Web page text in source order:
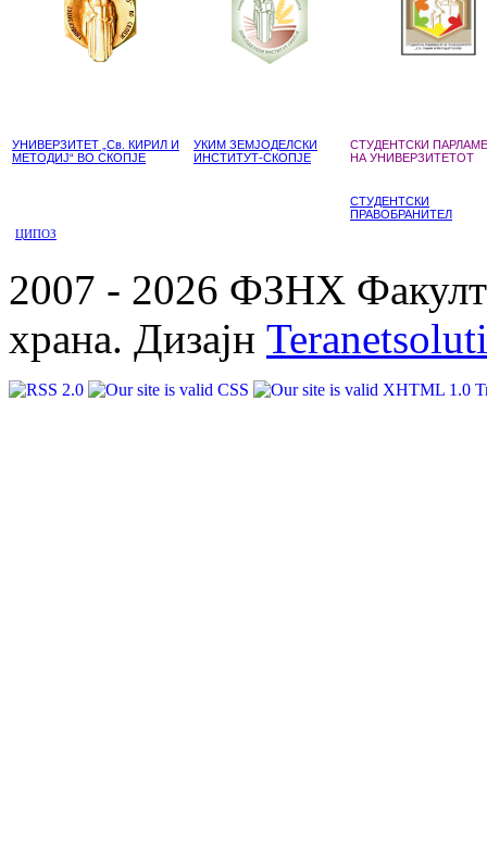
УНИВЕРЗИТЕТ „Св. КИРИЛ И
МЕТОДИЈ“ ВО СКОПЈЕ
УКИМ ЗЕМЈОДЕЛСКИ
ИНСТИТУТ-СКОПЈЕ
СТУДЕНТСКИ
НА УНИВЕРЗИТЕТОТ
СТУДЕНТСКИ
ПРАВОБРАНИТЕЛ
ЦИПОЗ
2007 - 2026 ФЗНХ
храна. Дизајн